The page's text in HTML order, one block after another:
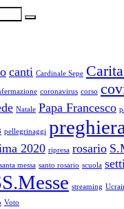
canti Cardinale Sepe
coronavirus corso
Natale Papa Francesco
pellegrinaggi
2020 ripresa rosario
santa messa santo rosario scuola
streaming
Voto